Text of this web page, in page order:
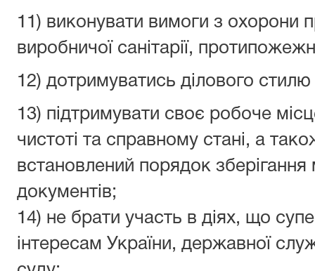
11) виконувати вимоги з охорони
виробничої санітарії,
12) дотримуватись ділового
13) підтримувати своє робоче
чистоті та справному стані, а
встановлений порядок зберігання
документів;
14) не брати участь в діях, що
інтересам України, державної